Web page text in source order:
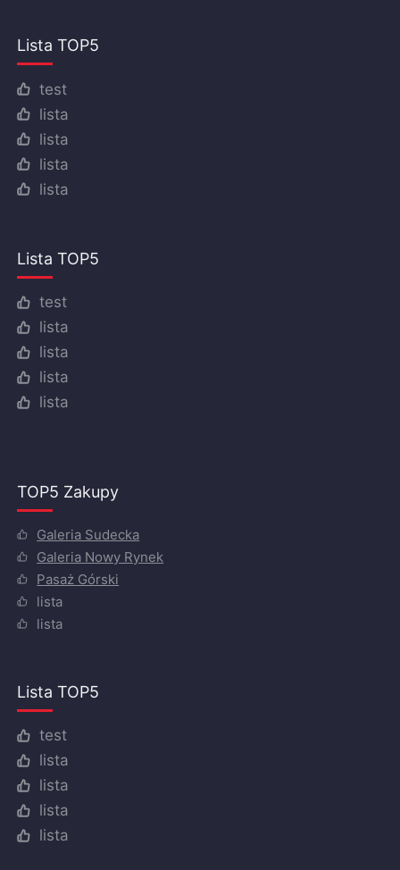
Lista TOP5
test
lista
lista
lista
lista
Lista TOP5
test
lista
lista
lista
lista
TOP5 Zakupy
Galeria Sudecka
Galeria Nowy Rynek
Pasaż Górski
lista
lista
Lista TOP5
test
lista
lista
lista
lista